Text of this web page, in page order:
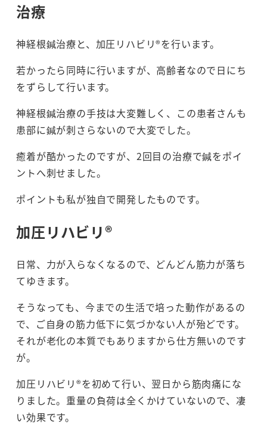
治療
神経根鍼治療と、加圧リハビリ®を行います。
若かったら同時に行いますが、高齢者なので日にち
をずらして行います。
神経根鍼治療の手技は大変難しく、この患者さんも
患部に鍼が刺さらないので大変でした。
癒着が酷かったのですが、2回目の治療で鍼をポイ
ントへ刺せました。
ポイントも私が独自で開発したものです。
加圧リハビリ®
日常、力が入らなくなるので、どんどん筋力が落ち
てゆきます。
そうなっても、今までの生活で培った動作があるの
で、ご自身の筋力低下に気づかない人が殆どです。
それが老化の本質でもありますから仕方無いのです
が。
加圧リハビリ®を初めて行い、翌日から筋肉痛にな
りました。重量の負荷は全くかけていないので、凄
い効果です。